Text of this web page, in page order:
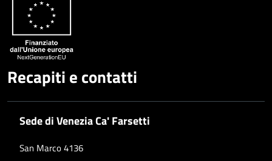
Recapiti e contatti
Sede di Venezia Ca' Farsetti
San Marco 4136